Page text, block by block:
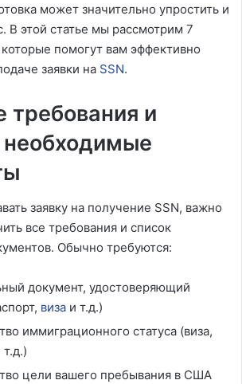
может значительно упростить и
В этой статье мы рассмотрим 7
помогут вам эффективно
заявки на SSN.
требования и
необходимые
заявку на получение SSN, важно
все требования и список
Обычно требуются:
документ, удостоверяющий
виза и т.д.)
иммиграционного статуса (виза,
т.д.)
цели вашего пребывания в США